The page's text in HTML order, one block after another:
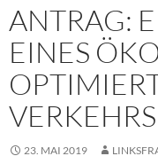
ANTRAG:
EINES
23. MAI 2019